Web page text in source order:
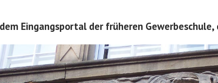
Eingangsportal der früheren Gewerbeschule,